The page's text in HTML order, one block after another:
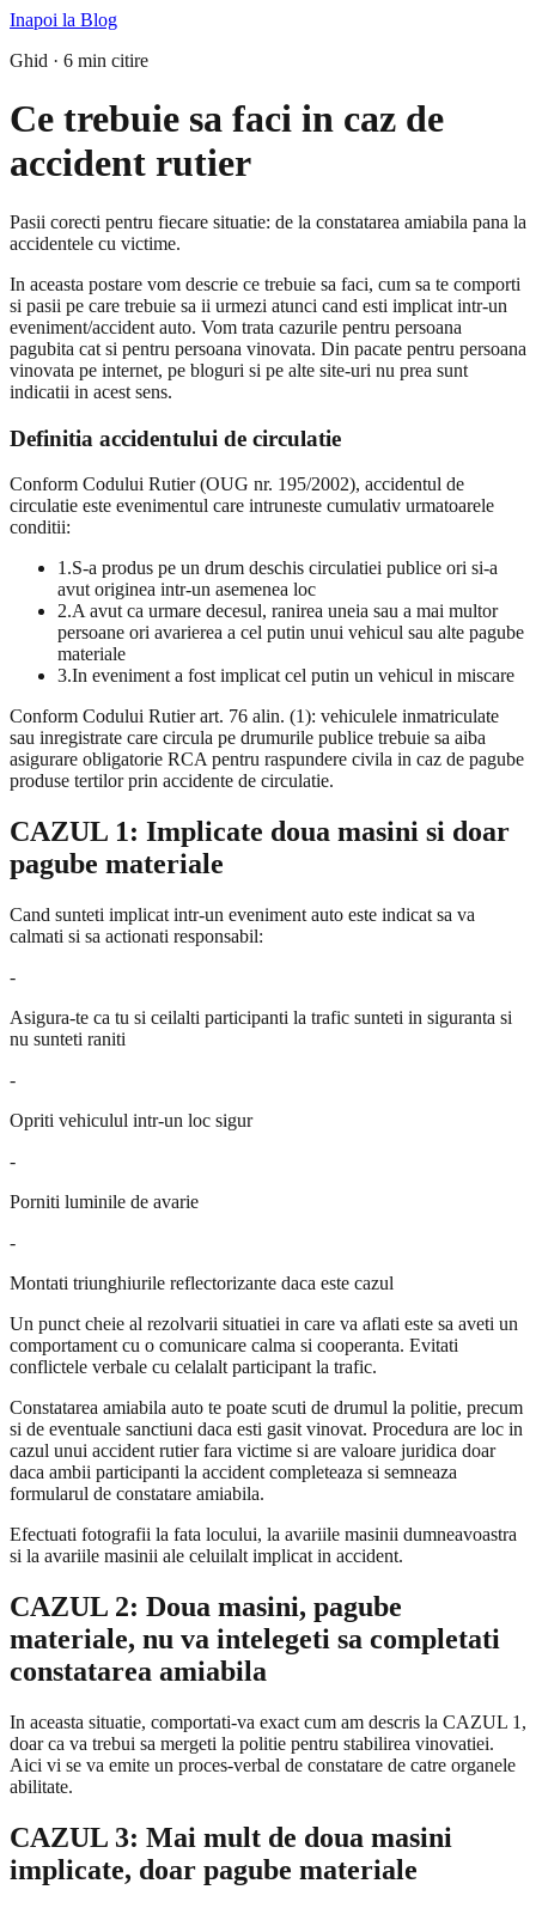
Inapoi la Blog
Ghid · 6 min citire
Ce trebuie sa faci in caz de
accident rutier
Pasii corecti pentru fiecare situatie: de la constatarea amiabila pana la
accidentele cu victime.
In aceasta postare vom descrie ce trebuie sa faci, cum sa te comporti
si pasii pe care trebuie sa ii urmezi atunci cand esti implicat intr-un
eveniment/accident auto. Vom trata cazurile pentru persoana
pagubita cat si pentru persoana vinovata. Din pacate pentru persoana
vinovata pe internet, pe bloguri si pe alte site-uri nu prea sunt
indicatii in acest sens.
Definitia accidentului de circulatie
Conform Codului Rutier (OUG nr. 195/2002), accidentul de
circulatie este evenimentul care intruneste cumulativ urmatoarele
conditii:
1.S-a produs pe un drum deschis circulatiei publice ori si-a
avut originea intr-un asemenea loc
2.A avut ca urmare decesul, ranirea uneia sau a mai multor
persoane ori avarierea a cel putin unui vehicul sau alte pagube
materiale
3.In eveniment a fost implicat cel putin un vehicul in miscare
Conform Codului Rutier art. 76 alin. (1): vehiculele inmatriculate
sau inregistrate care circula pe drumurile publice trebuie sa aiba
asigurare obligatorie RCA pentru raspundere civila in caz de pagube
produse tertilor prin accidente de circulatie.
CAZUL 1: Implicate doua masini si doar
pagube materiale
Cand sunteti implicat intr-un eveniment auto este indicat sa va
calmati si sa actionati responsabil:
-
Asigura-te ca tu si ceilalti participanti la trafic sunteti in siguranta si
nu sunteti raniti
-
Opriti vehiculul intr-un loc sigur
-
Porniti luminile de avarie
-
Montati triunghiurile reflectorizante daca este cazul
Un punct cheie al rezolvarii situatiei in care va aflati este sa aveti un
comportament cu o comunicare calma si cooperanta. Evitati
conflictele verbale cu celalalt participant la trafic.
Constatarea amiabila auto te poate scuti de drumul la politie, precum
si de eventuale sanctiuni daca esti gasit vinovat. Procedura are loc in
cazul unui accident rutier fara victime si are valoare juridica doar
daca ambii participanti la accident completeaza si semneaza
formularul de constatare amiabila.
Efectuati fotografii la fata locului, la avariile masinii dumneavoastra
si la avariile masinii ale celuilalt implicat in accident.
CAZUL 2: Doua masini, pagube
materiale, nu va intelegeti sa completati
constatarea amiabila
In aceasta situatie, comportati-va exact cum am descris la CAZUL 1,
doar ca va trebui sa mergeti la politie pentru stabilirea vinovatiei.
Aici vi se va emite un proces-verbal de constatare de catre organele
abilitate.
CAZUL 3: Mai mult de doua masini
implicate, doar pagube materiale